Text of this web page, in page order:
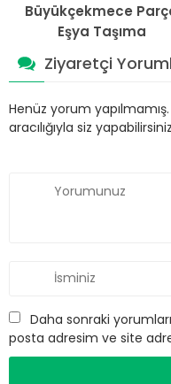
Büyükçekmece
Eşya Taşıma
Ziyaretçi
Henüz yorum
aracılığıyla siz
Daha sonraki
posta adresim ve site